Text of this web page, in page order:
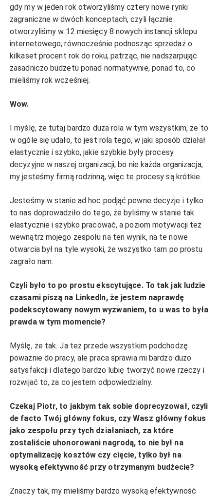
gdy my w jeden rok otworzyliśmy cztery nowe rynki
zagraniczne w dwóch konceptach, czyli łącznie
otworzyliśmy w 12 miesięcy 8 nowych instancji sklepu
internetowego, równocześnie podnosząc sprzedaż o
kilkaset procent rok do roku, patrząc, nie nadszarpując
zasadniczo budżetu ponad normatywnie, ponad to, co
mieliśmy rok wcześniej.
Wow.
I myślę, że tutaj bardzo duża rola w tym wszystkim, że to
w ogóle się udało, to jest rola tego, w jaki sposób działał
elastycznie i szybko, jakie szybkie były procesy
decyzyjne w naszej organizacji, bo nie każda organizacja,
my jesteśmy firmą rodzinną, więc te procesy są krótkie.
Jesteśmy w stanie ad hoc podjąć pewne decyzje i tylko
to nas doprowadziło do tego, że byliśmy w stanie tak
elastycznie i szybko pracować, a poziom motywacji też
wewnątrz mojego zespołu na ten wynik, na te nowe
otwarcia był na tyle wysoki, że wszystko tam po prostu
zagrało nam.
Czyli było to po prostu ekscytujące. To tak jak ludzie
czasami piszą na LinkedIn, że jestem naprawdę
podekscytowany nowym wyzwaniem, to u was to była
prawda w tym momencie?
Myślę, że tak. Ja też przede wszystkim podchodzę
poważnie do pracy, ale praca sprawia mi bardzo dużo
satysfakcji i dlatego bardzo lubię tworzyć nowe rzeczy i
rozwijać to, za co jestem odpowiedzialny.
Czekaj Piotr, to jakbym tak sobie doprecyzował, czyli
de facto Twój główny fokus, czy Wasz główny fokus
jako zespołu przy tych działaniach, za które
zostaliście uhonorowani nagrodą, to nie był na
optymalizację kosztów czy cięcie, tylko był na
wysoką efektywność przy otrzymanym budżecie?
Znaczy tak, my mieliśmy bardzo wysoką efektywność